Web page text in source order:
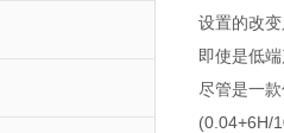
设置的改
即使是低
尽管是一
(0.04+6H/